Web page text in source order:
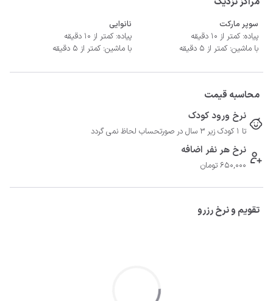
- دسترسی به آبشار ویسادار ۲۰دقیقه
سوپر مارکت
پیاده: کمتر از 10 دقیقه
با ماشین: کمتر از 5 دقیقه
نانوایی
پیاده: کمتر از 10 دقیقه
با ماشین: کمتر از 5 دقیقه
محاسبه قیمت
نرخ ورود کودک
تا 1 کودک زیر 3 سال در صورتحساب لحاظ نمی گردد
نرخ هر نفر اضافه
650,000 تومان
تقویم و نرخ رزرو